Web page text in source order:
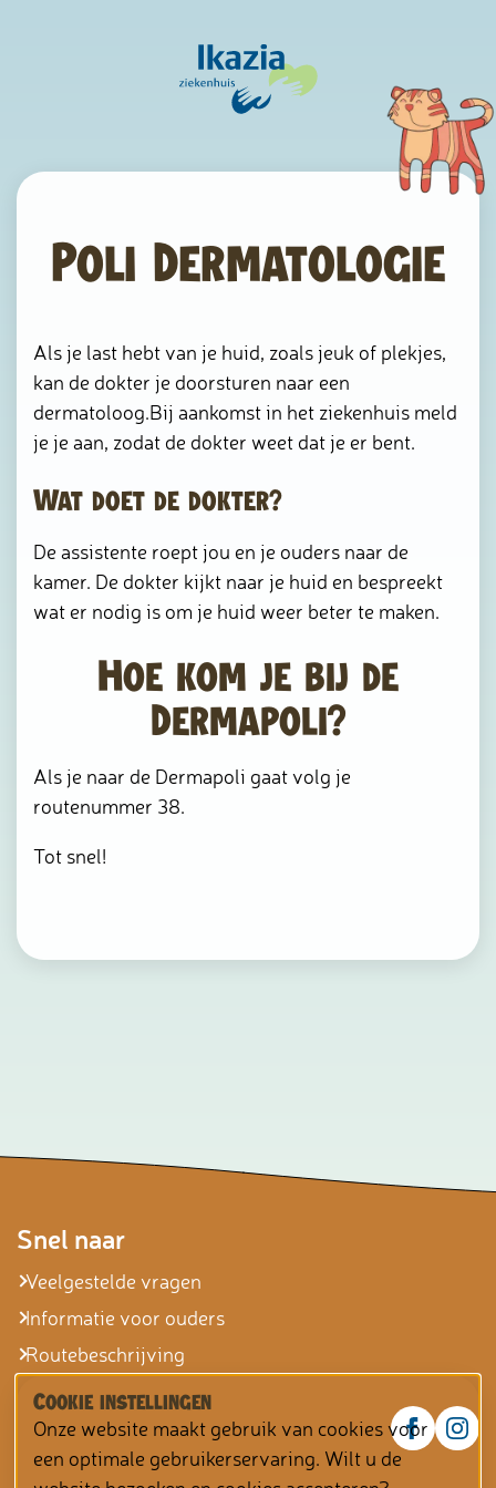
Cookie instellingen
Onze website maakt gebruik van cookies voor
een optimale gebruikerservaring. Wilt u de
Poli Dermatologie
Als je last hebt van je huid, zoals jeuk of plekjes,
kan de dokter je doorsturen naar een
dermatoloog.Bij aankomst in het ziekenhuis meld
je je aan, zodat de dokter weet dat je er bent.
Wat doet de dokter?
De assistente roept jou en je ouders naar de
kamer. De dokter kijkt naar je huid en bespreekt
wat er nodig is om je huid weer beter te maken.
Hoe kom je bij de
Dermapoli?
Als je naar de Dermapoli gaat volg je
routenummer 38.
Tot snel!
Snel naar
Veelgestelde vragen
Informatie voor ouders
Routebeschrijving